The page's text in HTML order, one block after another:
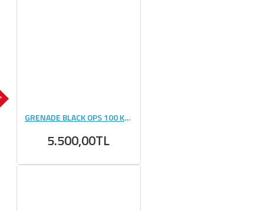
GRENADE BLACK OPS 100 KAPSÜL
5.500,00TL